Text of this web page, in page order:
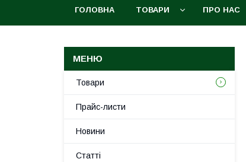
ГОЛОВНА ТОВАРИ ПРО НАС
Товари
Прайс-листи
Новини
Статті